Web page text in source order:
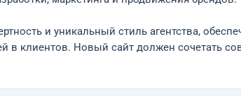
и уникальный стиль агентства,
в клиентов. Новый сайт должен сочетать